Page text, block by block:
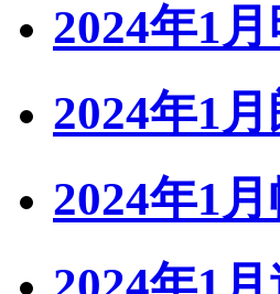
2024年1
2024年1
2024年1